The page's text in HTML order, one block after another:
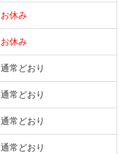
お休み
お休み
通常どおり
通常どおり
通常どおり
通常どおり